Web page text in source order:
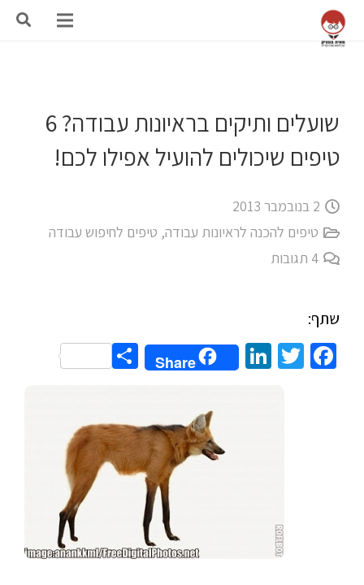
שועלים ותיקים בראיונות עבודה? 6
טיפים שיכולים להועיל אפילו לכם!
2 בנובמבר 2013
טיפים להכנה לראיונות עבודה, טיפים לחיפוש עבודה
4 תגובות
שתף:
Facebook
Twitter
LinkedIn
Share
Share